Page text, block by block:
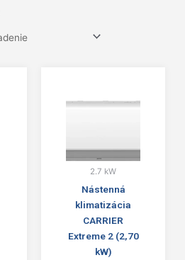
2.7 kW
Nástenná
klimatizácia
CARRIER
Extreme 2 (2,70
kW)